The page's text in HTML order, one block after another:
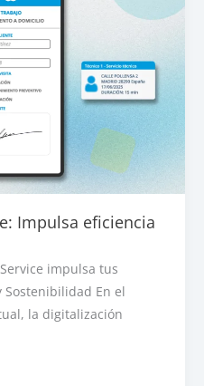
Impulsa eficiencia
impulsa tus
Sostenibilidad En el
la digitalización